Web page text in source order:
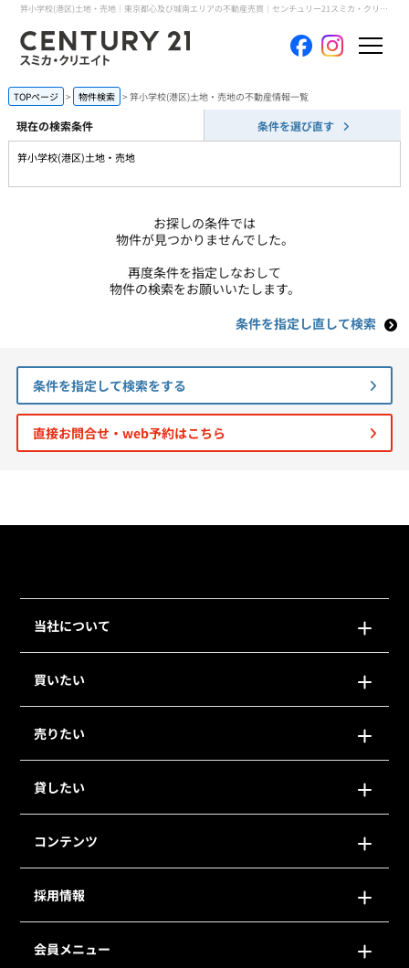
笄小学校(港区)土地・売地｜東京都心及び城南エリアの不動産売買｜センチュリー21スミカ・クリエイト
ホーム
当社について
買いたい
売りたい
コンテンツ
会員メニュー
TOPページ 物件検索 笄小学校(港区)土地・売地の不動産情報一覧
現在の検索条件 条件を選び直す
笄小学校(港区)土地・売地
お探しの条件では
物件が見つかりませんでした。
再度条件を指定しなおして
物件の検索をお願いいたします。
条件を指定し直して検索
条件を指定して検索をする
直接お問合せ・web予約はこちら
当社について
買いたい
売りたい
貸したい
コンテンツ
採用情報
会員メニュー